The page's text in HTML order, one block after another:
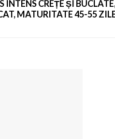
INTENS CREȚE ȘI
MATURITATE 45-55